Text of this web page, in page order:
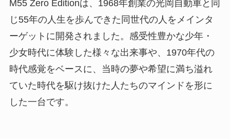
M55 Zero Editionは、1968年創業の光岡自動車と同
じ55年の人生を歩んできた同世代の人をメインタ
ーゲットに開発されました。感受性豊かな少年・
少女時代に体験した様々な出来事や、1970年代の
時代感覚をベースに、当時の夢や希望に満ち溢れ
ていた時代を駆け抜けた人たちのマインドを形に
した一台です。